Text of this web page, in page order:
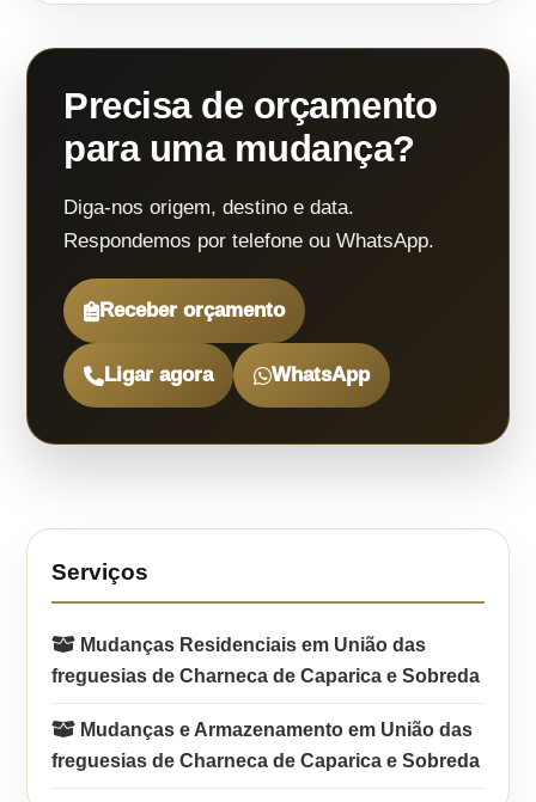
Precisa de orçamento
para uma mudança?
Diga-nos origem, destino e data.
Respondemos por telefone ou WhatsApp.
Receber orçamento
Ligar agora WhatsApp
Serviços
Mudanças Residenciais em União das
freguesias de Charneca de Caparica e Sobreda
Mudanças e Armazenamento em União das
freguesias de Charneca de Caparica e Sobreda